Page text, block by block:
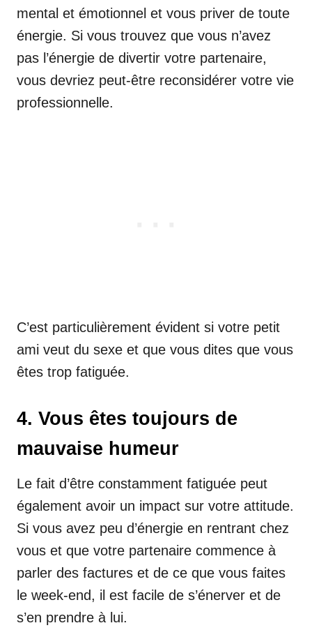
mental et émotionnel et vous priver de toute
énergie. Si vous trouvez que vous n’avez
pas l’énergie de divertir votre partenaire,
vous devriez peut-être reconsidérer votre vie
professionnelle.
C’est particulièrement évident si votre petit
ami veut du sexe et que vous dites que vous
êtes trop fatiguée.
4. Vous êtes toujours de
mauvaise humeur
Le fait d’être constamment fatiguée peut
également avoir un impact sur votre attitude.
Si vous avez peu d’énergie en rentrant chez
vous et que votre partenaire commence à
parler des factures et de ce que vous faites
le week-end, il est facile de s’énerver et de
s’en prendre à lui.